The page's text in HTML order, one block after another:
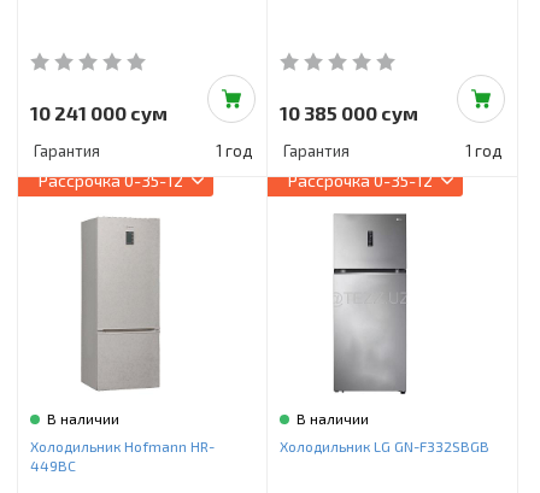
10 241 000 сум
Гарантия 1 год
10 385 000 сум
Гарантия 1 год
Рассрочка0-35-12
В наличии
Холодильник Hofmann HR-
449BC
Рассрочка0-35-12
В наличии
Холодильник LG GN-F332SBGB